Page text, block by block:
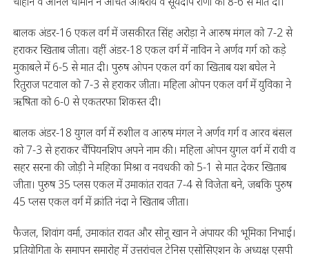
बालक अंडर-16 एकल वर्ग में जसकीरत सिंह अरोड़ा ने आरुष मंगल को 7-2 से
हराकर खिताब जीता। वहीं अंडर-18 एकल वर्ग में नाविन ने अर्णव गर्ग को कड़े
मुकाबले में 6-5 से मात दी। पुरुष ओपन एकल वर्ग का खिताब यश बघेल ने
रितुराज पटवाल को 7-3 से हराकर जीता। महिला ओपन एकल वर्ग में युविका ने
ऋषिता को 6-0 से एकतरफा शिकस्त दी।
बालक अंडर-18 युगल वर्ग में रुशील व आरुष मंगल ने अर्णव गर्ग व आरव बंसल
को 7-3 से हराकर चैंपियनशिप अपने नाम की। महिला ओपन युगल वर्ग में रावी व
सहर सरना की जोड़ी ने महिका मिश्रा व नवधकी को 5-1 से मात देकर खिताब
जीता। पुरुष 35 प्लस एकल में उमाकांत रावत 7-4 से विजेता बने, जबकि पुरुष
45 प्लस एकल वर्ग में क्रांति नंदा ने खिताब जीता।
फैजल, शिवांग वर्मा, उमाकांत रावत और सोनू खान ने अंपायर की भूमिका निभाई।
प्रतियोगिता के समापन समारोह में उत्तरांचल टेनिस एसोसिएशन के अध्यक्ष एसपी